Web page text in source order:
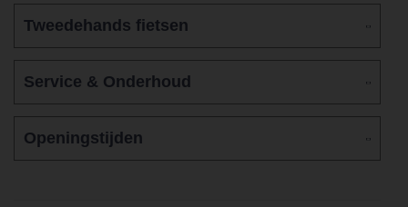
Tweedehands fietsen
Service & Onderhoud
Openingstijden